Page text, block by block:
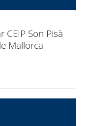
Mallorca